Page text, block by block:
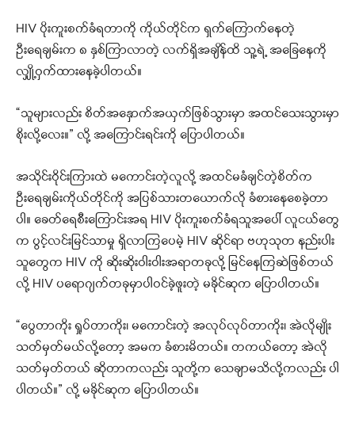
HIV ပိုးကူးစက်ခံရတာကို ကိုယ်တိုင်က ရှက်ကြောက်နေတဲ့
ဦး‌ရေချမ်းက ၈ နှစ်ကြာလာတဲ့ လက်ရှိအချိန်ထိ သူ့ရဲ့ အခြေနေကို
လျှို့ဝှက်ထားနေခဲ့ပါတယ်။
“သူများလည်း စိတ်အနှောက်အယှက်ဖြစ်သွားမှာ အထင်သေးသွားမှာ
စိုးလို့လေး။” လို့ အကြောင်းရင်းကို ပြောပါတယ်။
အသိုင်းဝိုင်းကြားထဲ မကောင်းတဲ့လူလို့ အထင်မခံချင်တဲ့စိတ်က
ဦးရေချမ်းကိုယ်တိုင်ကို အပြစ်သားတယောက်လို ခံစားနေစေခဲ့တာ
ပါ။ ခေတ်ရေစီးကြောင်းအရ HIV ပိုးကူးစက်ခံရသူအပေါ် လူငယ်တွေ
က ပွင့်လင်းမြင်သာမှု ရှိလာကြပေမဲ့ HIV ဆိုင်ရာ ဗဟုသုတ နည်းပါး
သူတွေက HIV ကို ဆိုးဆိုးဝါးဝါးအရာတခုလို့ မြင်နေကြဆဲဖြစ်တယ်
လို့ HIV ပရောဂျက်တခုမှာပါဝင်ခဲ့ဖူးတဲ့ မခိုင်ဆုက ပြောပါတယ်။
“ပွေတာကိုး ရှုပ်တာကိုး၊ မကောင်းတဲ့ အလုပ်လုပ်တာကိုး၊ အဲလိုမျိုး
သတ်မှတ်မယ်လို့တော့ အမက ခံစားမိတယ်။ တကယ်တော့ အဲလို
သတ်မှတ်တယ် ဆိုတာကလည်း သူတို့က သေချာမသိလို့ကလည်း ပါ
ပါတယ်။” လို့ မခိုင်ဆုက ပြောပါတယ်။